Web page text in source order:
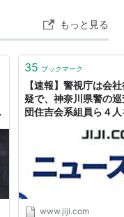
、60歳元組員を逮
より安い密売人」
もっと見る
35 ブックマーク
【速報】警視庁は会
疑で、神奈川県警の
団住吉会系組員ら４
www.jiji.com